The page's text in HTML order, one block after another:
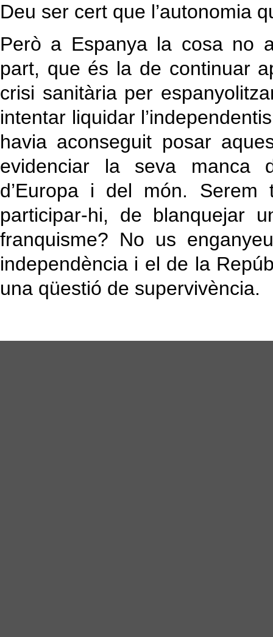
Deu ser cert que l’autonomia
Però a Espanya la cosa no
part, que és la de continuar
crisi sanitària per
intentar liquidar
havia aconseguit posar
evidenciar la seva manca
d’Europa i del món.
participar-hi, de blanquejar
franquisme? No us
independència i el de la
una qüestió de supervivència.